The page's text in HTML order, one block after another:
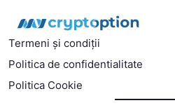
Termeni și condiții
Politica de confidentialitate
Politica Cookie